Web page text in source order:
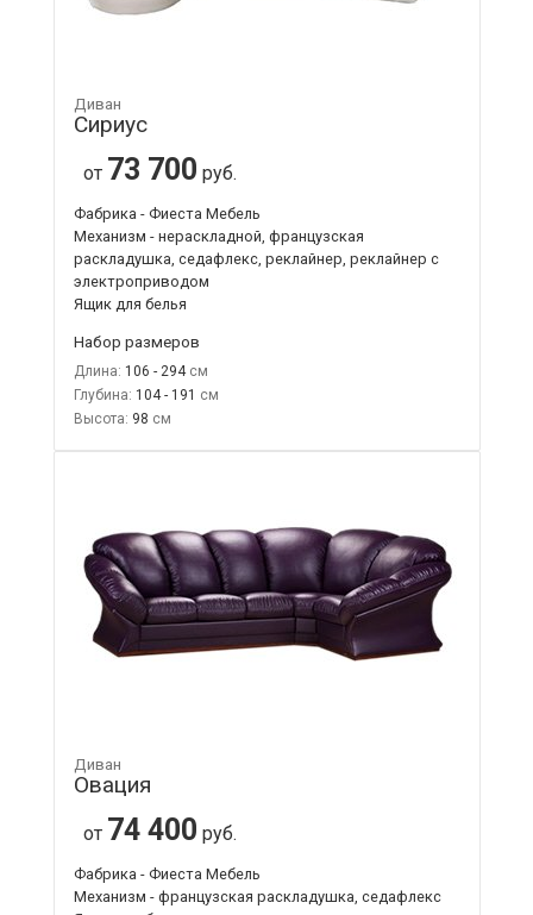
Диван
Сириус
от 73 700 руб.
Фабрика - Фиеста Мебель
Механизм - нераскладной, французская
раскладушка, седафлекс, реклайнер, реклайнер с
электроприводом
Ящик для белья
Набор размеров
Длина: 106 - 294
Глубина: 104 - 191
Высота: 98
Диван
Овация
от 74 400 руб.
Фабрика - Фиеста Мебель
Механизм - французская раскладушка, седафлекс